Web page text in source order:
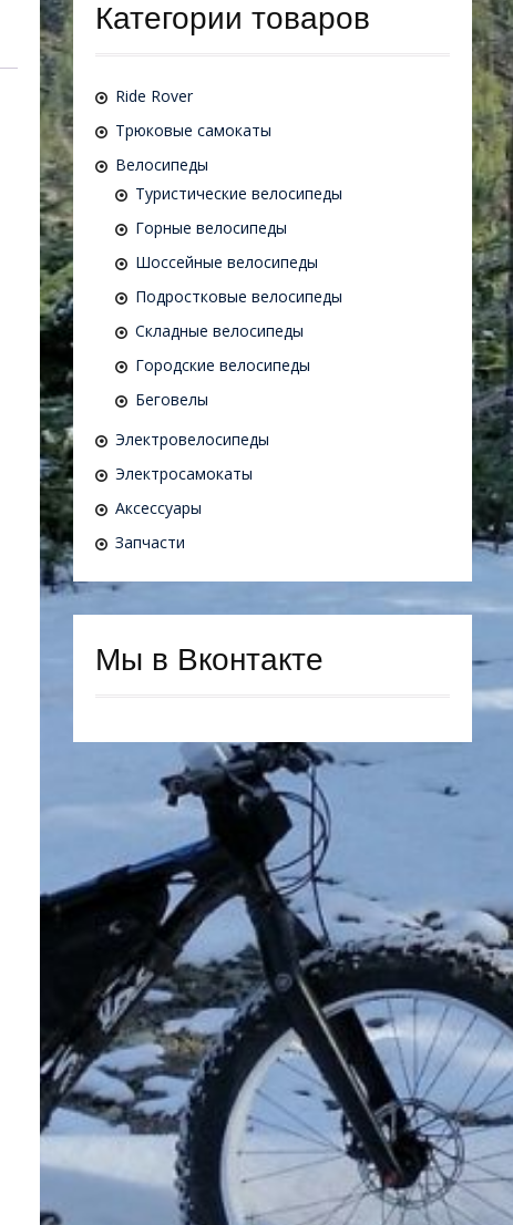
Категории товаров
Ride Rover
Трюковые самокаты
Велосипеды
Туристические велосипеды
Горные велосипеды
Шоссейные велосипеды
Подростковые велосипеды
Складные велосипеды
Городские велосипеды
Беговелы
Электровелосипеды
Электросамокаты
Аксессуары
Запчасти
Мы в Вконтакте